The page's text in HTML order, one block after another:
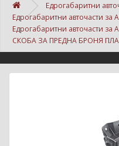
Едрогабаритни
Едрогабаритни авточасти за
Едрогабаритни авточасти за
СКОБА ЗА ПРЕДНА БРОНЯ